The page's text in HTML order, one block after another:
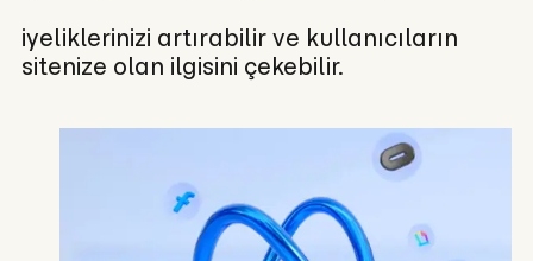
iyeliklerinizi artırabilir ve kullanıcıların
sitenize olan ilgisini çekebilir.